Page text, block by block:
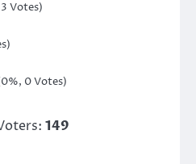
Votes)
0 Votes)
149